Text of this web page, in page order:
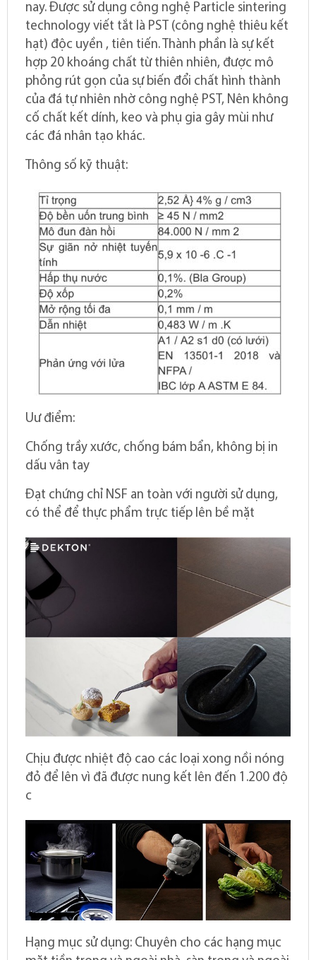
nay. Được sử dụng công nghệ Particle sintering
technology viết tắt là PST (công nghệ thiêu kết
hạt) độc uyền , tiên tiến. Thành phần là sự kết
hợp 20 khoáng chất từ thiên nhiên, được mô
phỏng rút gọn của sự biến đổi chất hình thành
của đá tự nhiên nhờ công nghệ PST, Nên không
cố chất kết dính, keo và phụ gia gây mùi như
các đá nhân tạo khác.
Thông số kỹ thuật:
Uư điểm:
Chống trầy xước, chống bám bẩn, không bị in
dấu vân tay
Đạt chứng chỉ NSF an toàn với người sử dụng,
có thể để thực phẩm trực tiếp lên bề mặt
Chịu được nhiệt độ cao các loại xong nồi nóng
đỏ để lên vì đã được nung kết lên đến 1.200 độ
c
Hạng mục sử dụng: Chuyên cho các hạng mục